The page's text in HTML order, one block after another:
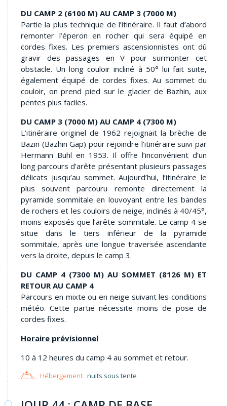
DU CAMP 2 (6100 M) AU CAMP 3 (7000 M)
Partie la plus technique de l’itinéraire. Il faut d’abord
remonter l’éperon en rocher qui sera équipé en
cordes fixes. Les premiers ascensionnistes ont dû
gravir des passages en V pour surmonter cet
obstacle. Un long couloir incliné à 50° lui fait suite,
également équipé de cordes fixes. Au sommet du
couloir, on prend pied sur le glacier de Bazhin, aux
pentes plus faciles.
DU CAMP 3 (7000 M) AU CAMP 4 (7300 M)
L’itinéraire originel de 1962 rejoignait la brèche de
Bazin (Bazhin Gap) pour rejoindre l’itinéraire suivi par
Hermann Buhl en 1953. Il offre l’inconvénient d’un
long parcours d’arête présentant plusieurs passages
délicats jusqu’au sommet. Aujourd’hui, l’itinéraire le
plus souvent parcouru remonte directement la
pyramide sommitale en louvoyant entre les bandes
de rochers et les couloirs de neige, inclinés à 40/45°,
moins exposés que l’arête sommitale. Le camp 4 se
situe dans le tiers inférieur de la pyramide
sommitale, après une longue traversée ascendante
vers la droite, depuis le camp 3.
DU CAMP 4 (7300 M) AU SOMMET (8126 M) ET
RETOUR AU CAMP 4
Parcours en mixte ou en neige suivant les conditions
météo. Cette partie nécessite moins de pose de
cordes fixes.
Horaire prévisionnel
10 à 12 heures du camp 4 au sommet et retour.
Hébergement : nuits sous tente